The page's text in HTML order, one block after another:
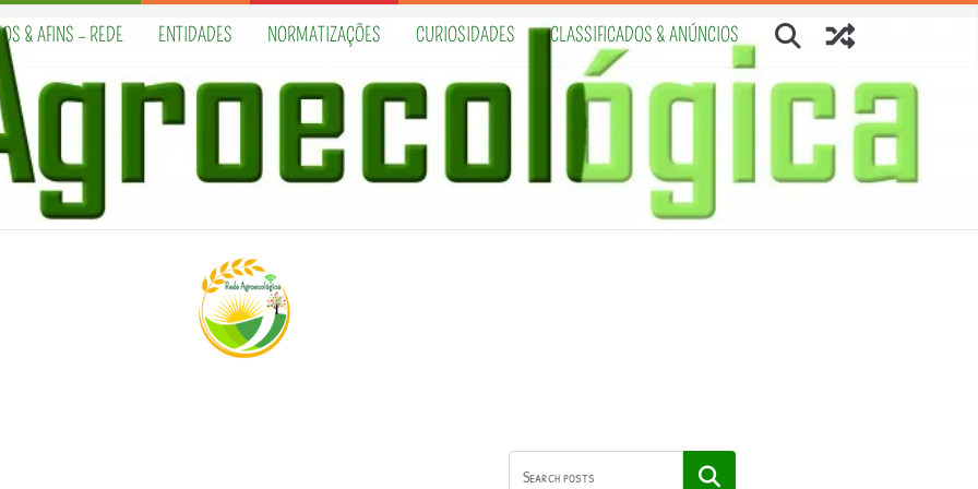
& AFINS – REDE ENTIDADES NORMATIZAÇÕES CURIOSIDADES CLASSIFICADOS & ANÚNCIOS
Pesquisar